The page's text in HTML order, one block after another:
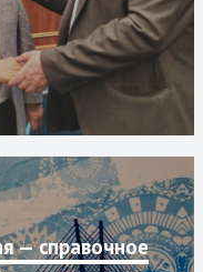
— справочное